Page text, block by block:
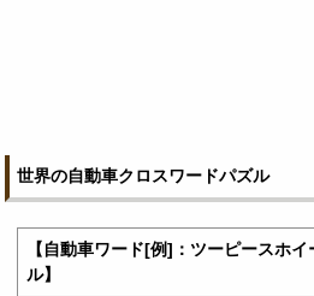
世界の自動車クロスワードパズル
【自動車ワード[例]：ツーピースホ
ル】